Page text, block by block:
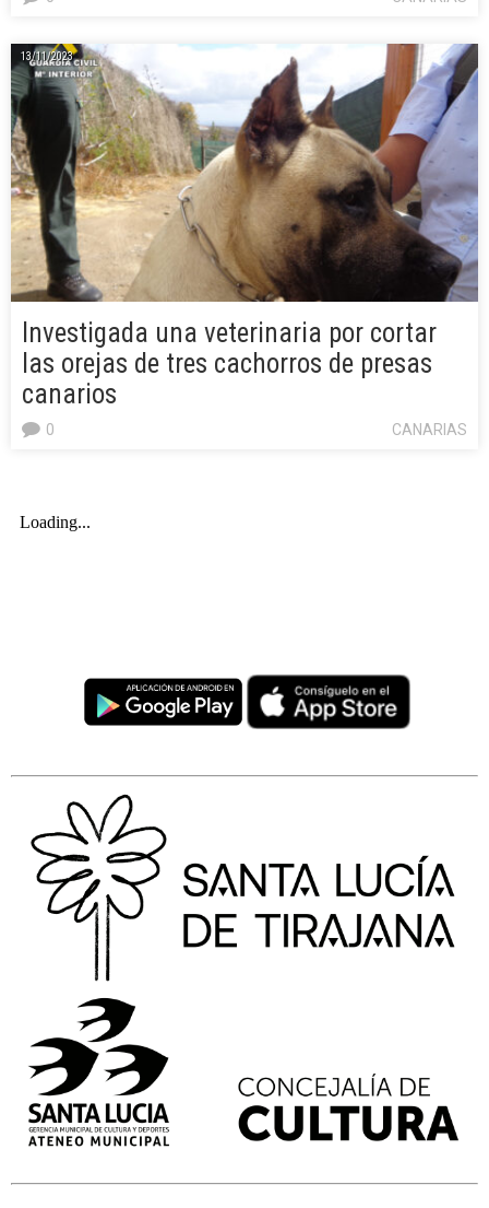
13/11/2023
Investigada una veterinaria por cortar
las orejas de tres cachorros de presas
canarios
CANARIAS
0